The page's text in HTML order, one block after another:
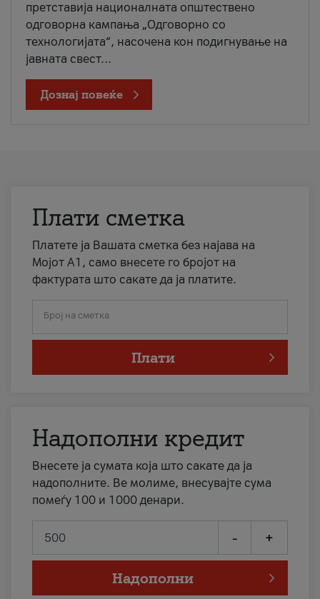
претставија националната општествено
одговорна кампања „Одговорно со
технологијата“, насочена кон подигнување на
јавната свест...
Дознај повеќе
Плати сметка
Платете ја Вашата сметка без најава на
Мојот А1, само внесете го бројот на
фактурата што сакате да ја платите.
Број на сметка
Плати
Надополни кредит
Внесете ја сумата која што сакате да ја
надополните. Ве молиме, внесувајте сума
помеѓу 100 и 1000 денари.
- +
Надополни